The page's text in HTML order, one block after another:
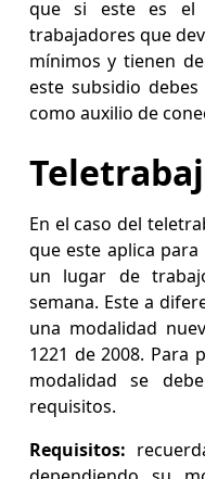
que si este es el
trabajadores que
mínimos y tienen
este subsidio
como auxilio de
En el caso del
que este aplica
un lugar de
semana. Este a
una modalidad
1221 de 2008. Para
modalidad se
requisitos.
Requisitos: